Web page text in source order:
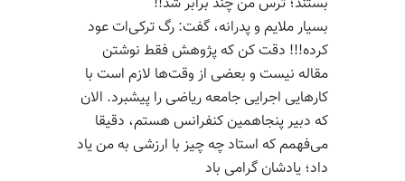
بسیار ملایم و پدرانه، گفت: رگ ترکی‌ات عود
کرده!!! دقت کن که پژوهش فقط نوشتن
مقاله نیست و بعضی از وقت‌ها لازم است با
کارهایی اجرایی جامعه ریاضی را پیشبرد. الان
که دبیر پنجاهمین کنفرانس هستم، دقیقا
می‌فهمم که استاد چه چیز با ارزشی به من یاد
داد؛ یادشان گرامی باد